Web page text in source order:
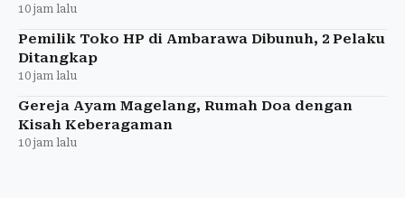
10 jam lalu
Pemilik Toko HP di Ambarawa Dibunuh, 2 Pelaku
Ditangkap
10 jam lalu
Gereja Ayam Magelang, Rumah Doa dengan
Kisah Keberagaman
10 jam lalu